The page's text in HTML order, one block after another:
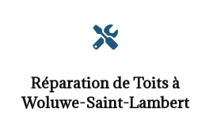

Réparation de Toits à
Woluwe-Saint-Lambert